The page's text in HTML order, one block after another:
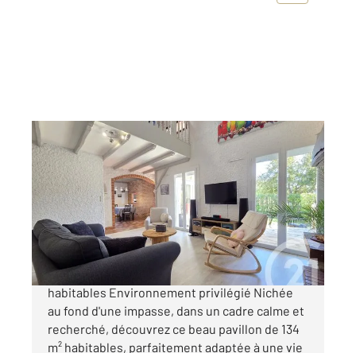
PUYGOUZON 81
134,26 m2, 6 pièces
Ref : 1938
Maison à vendre
249 000 €
Maison familiale T5 Mitoyenne d'un côté 134 m²
habitables Environnement privilégié Nichée
au fond d'une impasse, dans un cadre calme et
recherché, découvrez ce beau pavillon de 134
m² habitables, parfaitement adaptée à une vie